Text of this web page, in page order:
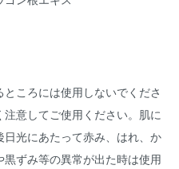
ころには使用しないでくださ
意してご使用ください。肌に
光にあたって赤み、はれ、か
ずみ等の異常が出た時は使用